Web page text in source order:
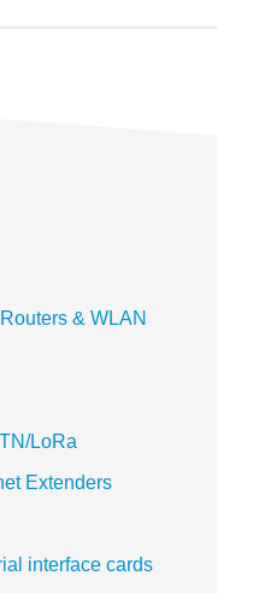
& WLAN
LoRa
Extenders
interface cards